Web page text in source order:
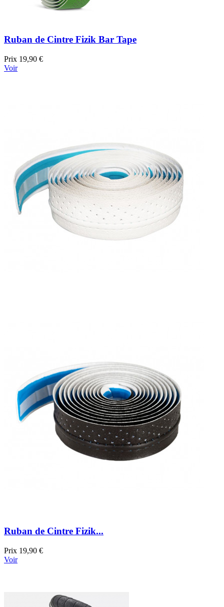
Ruban de Cintre Fizik Bar Tape
Prix 19,90 €
Voir
Ruban de Cintre Fizik...
Prix 19,90 €
Voir